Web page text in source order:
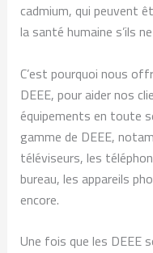
cadmium, qui peuvent
la santé humaine s’ils
C’est pourquoi nous
DEEE, pour aider nos
équipements en toute
gamme de DEEE,
téléviseurs, les
bureau, les appareils
encore.
Une fois que les DEEE